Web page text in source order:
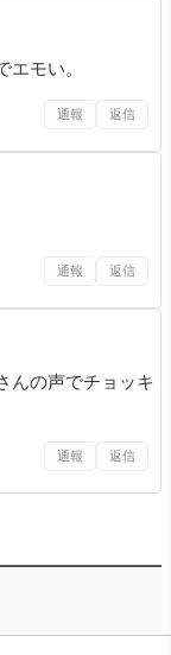
モい。
通報 返信
通報 返信
んの声でチョッキ
通報 返信